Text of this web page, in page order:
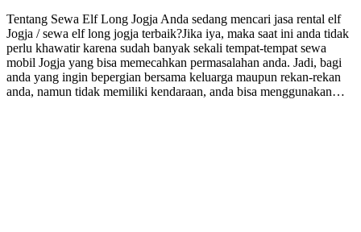
Tentang Sewa Elf Long Jogja Anda sedang mencari jasa rental elf
Jogja / sewa elf long jogja terbaik?Jika iya, maka saat ini anda tidak
perlu khawatir karena sudah banyak sekali tempat-tempat sewa
mobil Jogja yang bisa memecahkan permasalahan anda. Jadi, bagi
anda yang ingin bepergian bersama keluarga maupun rekan-rekan
anda, namun tidak memiliki kendaraan, anda bisa menggunakan…